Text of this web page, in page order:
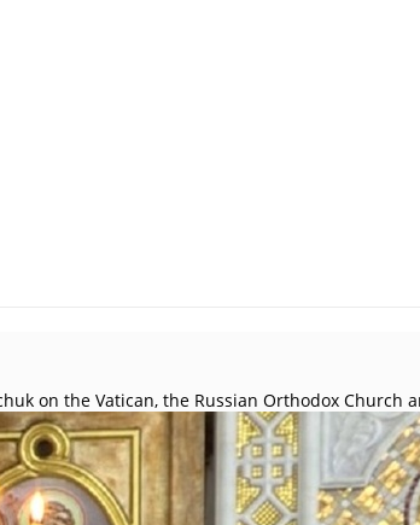
on the Vatican, the Russian Orthodox Church